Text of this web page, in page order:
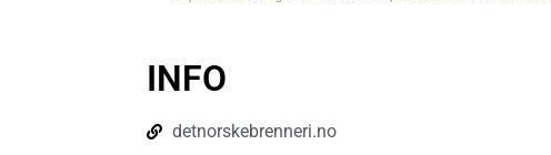
INFO
detnorskebrenneri.no